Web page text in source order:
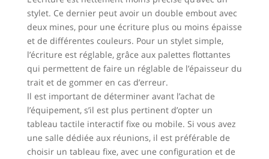
stylet. Ce dernier peut avoir un double embout avec
deux mines, pour une écriture plus ou moins épaisse
et de différentes couleurs. Pour un stylet simple,
l’écriture est réglable, grâce aux palettes flottantes
qui permettent de faire un réglable de l’épaisseur du
trait et de gommer en cas d’erreur.
Il est important de déterminer avant l’achat de
l’équipement, s’il est plus pertinent d’opter un
tableau tactile interactif fixe ou mobile. Si vous avez
une salle dédiée aux réunions, il est préférable de
choisir un tableau fixe, avec une configuration et de